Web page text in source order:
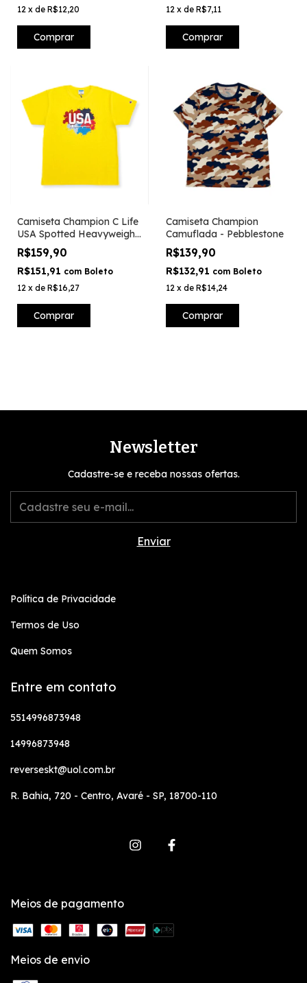
12 x de R$12,20
Comprar
12 x de R$7,11
Comprar
Camiseta Champion C Life
USA Spotted Heavyweight
- Amarelo
R$159,90
R$151,91 com Boleto
12 x de R$16,27
Comprar
Camiseta Champion
Camuflada - Pebblestone
R$139,90
R$132,91 com Boleto
12 x de R$14,24
Comprar
Newsletter
Cadastre-se e receba nossas ofertas.
Política de Privacidade
Termos de Uso
Quem Somos
Entre em contato
5514996873948
14996873948
reverseskt@uol.com.br
R. Bahia, 720 - Centro, Avaré - SP, 18700-110
Meios de pagamento
Meios de envio